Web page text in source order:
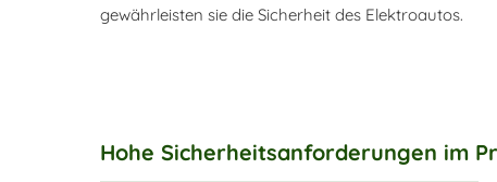
gewährleisten sie die Sicherheit des Elektroautos.
Hohe Sicherheitsanforderungen im